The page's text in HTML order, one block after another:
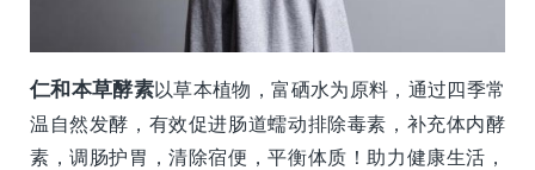
仁和本草酵素以草本植物，富硒水为原料，通过四季常
温自然发酵，有效促进肠道蠕动排除毒素，补充体内酵
素，调肠护胃，清除宿便，平衡体质！助力健康生活，